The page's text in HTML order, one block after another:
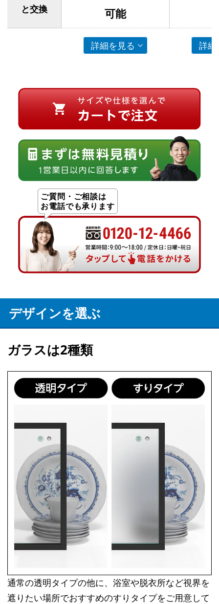
と交換
可能
詳細を見る 詳細
ご質問・ご相談は
お電話でも承ります
デザインを選ぶ
ガラスは2種類
通常の透明タイプの他に、浴室や脱衣所など視界を
遮りたい場所でおすすめのすりタイプをご用意して